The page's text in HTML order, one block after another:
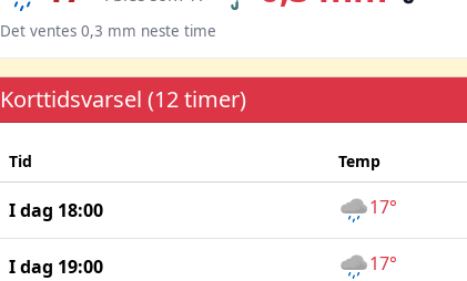
Det ventes 0,3 mm neste time
Korttidsvarsel (12 timer)
Tid Temp
I dag 18:00 17°
I dag 19:00 17°